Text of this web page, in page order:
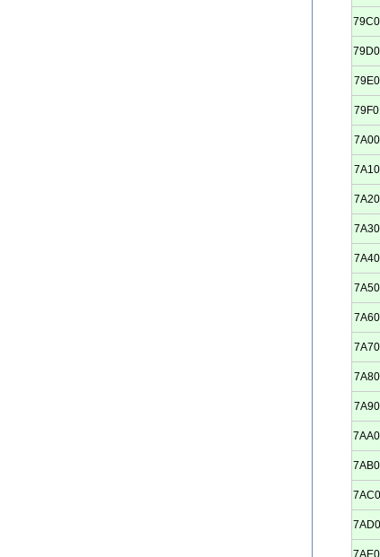
79C0
79D0
79E0
79F0
7A00
7A10
7A20
7A30
7A40
7A50
7A60
7A70
7A80
7A90
7AA0
7AB0
7AC0
7AD0
7AE0